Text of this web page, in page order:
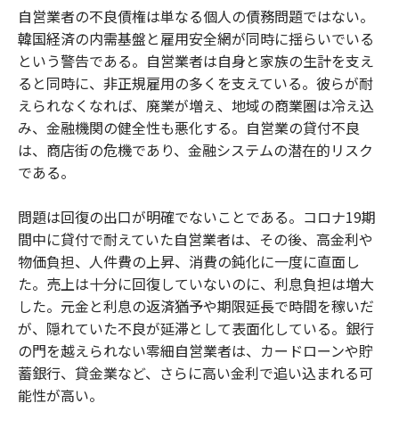
自営業者の不良債権は単なる個人の債務問題ではない。
韓国経済の内需基盤と雇用安全網が同時に揺らいでいる
という警告である。自営業者は自身と家族の生計を支え
ると同時に、非正規雇用の多くを支えている。彼らが耐
えられなくなれば、廃業が増え、地域の商業圏は冷え込
み、金融機関の健全性も悪化する。自営業の貸付不良
は、商店街の危機であり、金融システムの潜在的リスク
である。
問題は回復の出口が明確でないことである。コロナ19期
間中に貸付で耐えていた自営業者は、その後、高金利や
物価負担、人件費の上昇、消費の鈍化に一度に直面し
た。売上は十分に回復していないのに、利息負担は増大
した。元金と利息の返済猶予や期限延長で時間を稼いだ
が、隠れていた不良が延滞として表面化している。銀行
の門を越えられない零細自営業者は、カードローンや貯
蓄銀行、貸金業など、さらに高い金利で追い込まれる可
能性が高い。